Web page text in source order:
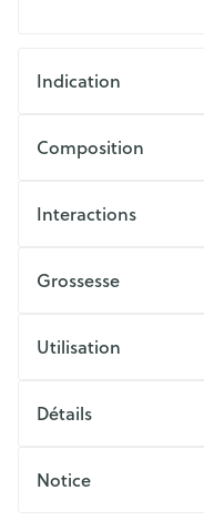
Indication
Composition
Interactions
Grossesse
Utilisation
Détails
Notice